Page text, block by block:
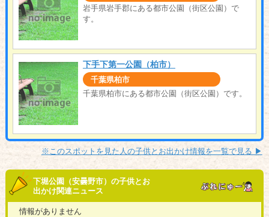
岩手県岩手郡にある都市公園（街区公園）で
す。
下手下第一公園（柏市）
千葉県柏市
千葉県柏市にある都市公園（街区公園）です。
※このスポットを見た人の子供とお出かけ情報を一覧で見る ▶︎
下堀公園（安曇野市）の子供とお
出かけ関連ニュース
情報がありません